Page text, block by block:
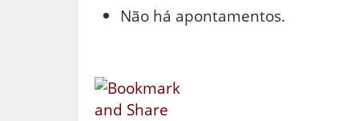
Não há apontamentos.